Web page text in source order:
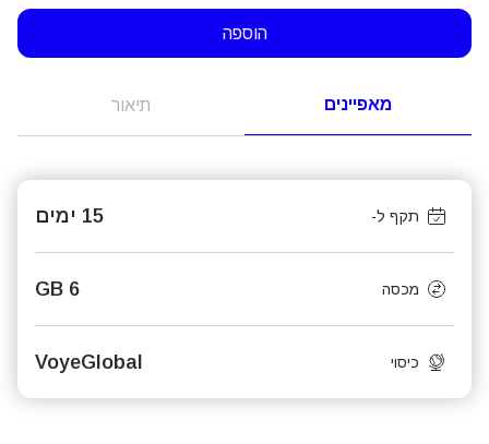
הוספה
מאפיינים תיאור
תקף ל- 15 ימים
מכסה 6 GB
כיסוי VoyeGlobal